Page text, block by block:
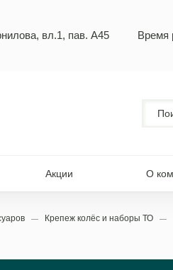
вл.1, пав. А45 Время
Акции О
Крепеж колёс и наборы ТО